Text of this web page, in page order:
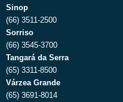
Sinop
(66) 3511-2500
Sorriso
(66) 3545-3700
Tangará da Serra
(65) 3311-8500
Várzea Grande
(65) 3691-8014